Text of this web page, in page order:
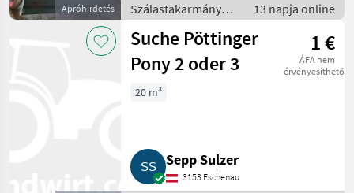
Apróhirdetés
Szálastakarmány
betakarítók /
Rendfelszedő
pótkocsi
13 napja online
Suche Pöttinger
Pony 2 oder 3
1 €
ÁFA nem
érvényesíthető
20 m³
Sepp Sulzer
3153 Eschenau